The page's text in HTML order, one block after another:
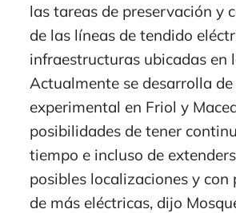
las tareas de preservación y
de las líneas de tendido
infraestructuras ubicadas en
Actualmente se desarrolla
experimental en Friol y
posibilidades de tener
tiempo e incluso de
posibles localizaciones y con
de más eléctricas, dijo